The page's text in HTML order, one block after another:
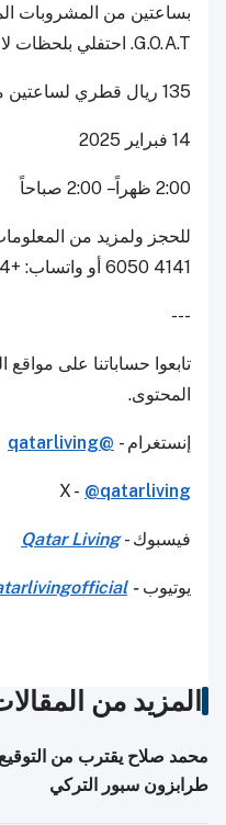
G.O.A.T. احتفلي بلحظات لا تُنسى.
135 ريال قطري لساعتين من المشروبات المتدفقة
14 فبراير 2025
2:00 ظهراً – 2:00 صباحاً
4141 6050 أو واتساب: +974 3100 3370
---
تابعوا حساباتنا على
المحتوى.
إنستغرام - @qatarliving
X - @qatarliving
فيسبوك -Qatar Living
يوتيوب-
المزيد من
محمد صلاح يقترب من
طرابزون سبور التركي